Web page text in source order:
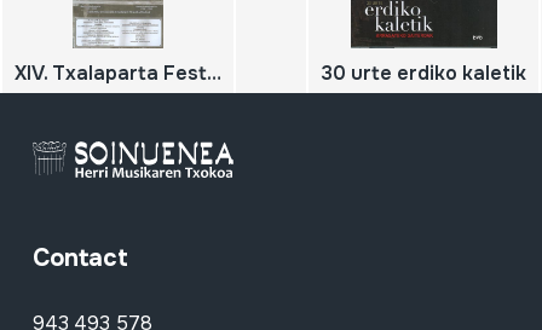
XIV. Txalaparta Festa; Hernani; 2000 30 urte erdiko kaletik
Contact
943 493 578